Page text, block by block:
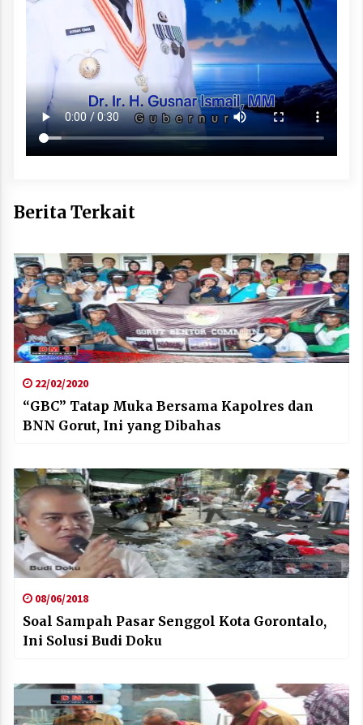
Berita Terkait
22/02/2020
“GBC” Tatap Muka Bersama Kapolres dan
BNN Gorut, Ini yang Dibahas
08/06/2018
Soal Sampah Pasar Senggol Kota Gorontalo,
Ini Solusi Budi Doku